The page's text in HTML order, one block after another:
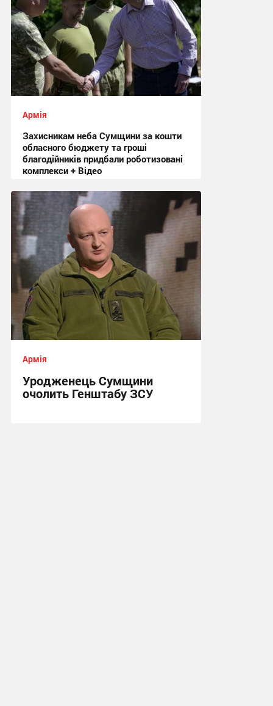
Армія
Захисникам неба Сумщини за кошти
обласного бюджету та гроші
благодійників придбали роботизовані
комплекси + Відео
21:36, 31.07.2026
Армія
Уродженець Сумщини
очолить Генштабу ЗСУ